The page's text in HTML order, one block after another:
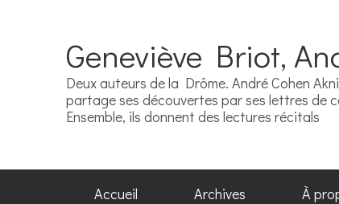
Geneviève Briot,
Deux auteurs de la Drôme. André Cohen
partage ses découvertes par ses lettres de
Ensemble, ils donnent des lectures récitals
Accueil Archives À